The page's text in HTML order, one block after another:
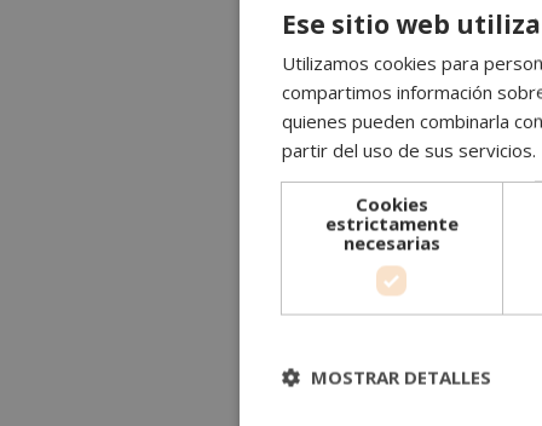
Ese sitio web
Utilizamos cookies para
compartimos información
quienes pueden combinarla
partir del uso de sus servicios.
Cookies
estrictamente
necesarias
MOSTRAR DETALLES